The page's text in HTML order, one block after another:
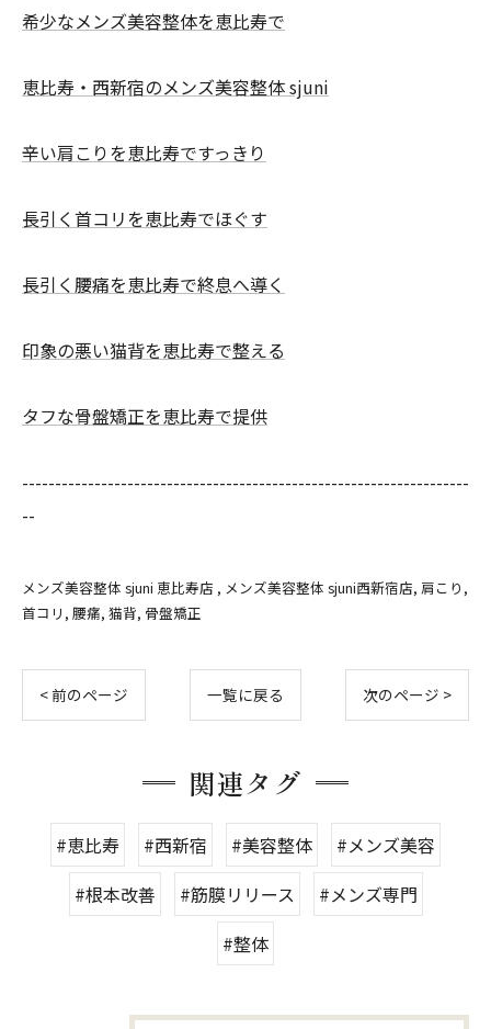
希少なメンズ美容整体を恵比寿で
恵比寿・西新宿のメンズ美容整体 sjuni
辛い肩こりを恵比寿ですっきり
長引く首コリを恵比寿でほぐす
長引く腰痛を恵比寿で終息へ導く
印象の悪い猫背を恵比寿で整える
タフな骨盤矯正を恵比寿で提供
--------------------------------------------------------------------
--
メンズ美容整体 sjuni 恵比寿店 メンズ美容整体 sjuni西新宿店 肩こり
首コリ 腰痛 猫背 骨盤矯正
< 前のページ 一覧に戻る 次のページ >
関連タグ
#恵比寿 #西新宿 #美容整体
#メンズ美容
#根本改善
#筋膜リリース
#メンズ専門
#整体